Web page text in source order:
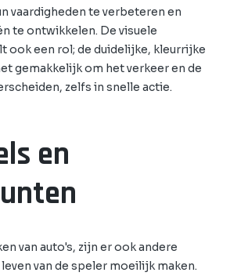
vaardigheden te verbeteren en
te ontwikkelen. De visuele
ook een rol; de duidelijke, kleurrijke
gemakkelijk om het verkeer en de
zelfs in snelle actie.
en
van auto's, zijn er ook andere
van de speler moeilijk maken.